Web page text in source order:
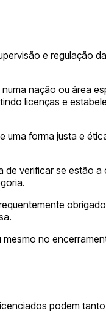
e regulação
nação ou área
licenças e
forma justa e
verificar se estão
no
podem